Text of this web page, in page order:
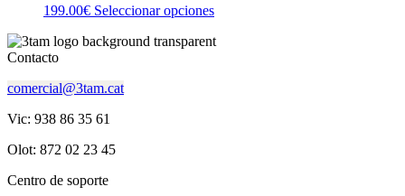
199.00€ Seleccionar opcionesEste
tiene
Contacto
comercial@3tam.cat
Vic: 938 86 35 61
Olot: 872 02 23 45
Centro de soporte